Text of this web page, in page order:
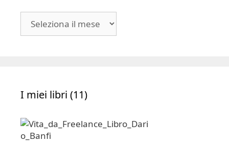
I miei libri (11)